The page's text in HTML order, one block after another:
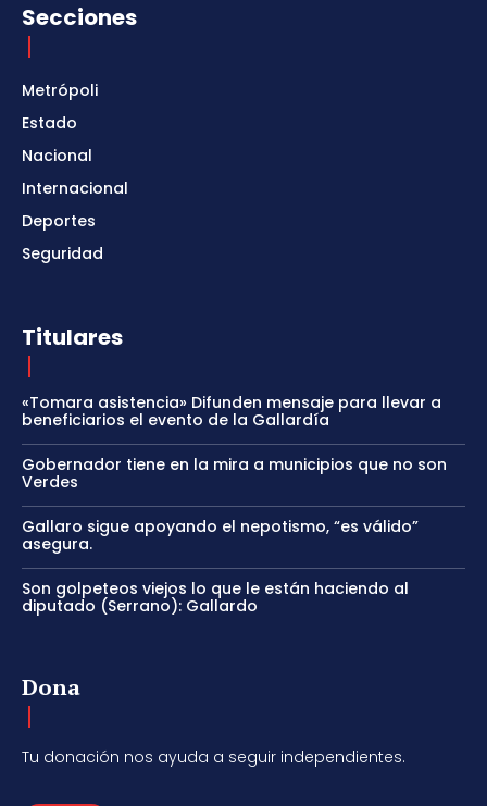
Secciones
Metrópoli
Estado
Nacional
Internacional
Deportes
Seguridad
Titulares
«Tomara asistencia» Difunden mensaje para llevar a
beneficiarios el evento de la Gallardía
Gobernador tiene en la mira a municipios que no son
Verdes
Gallaro sigue apoyando el nepotismo, “es válido”
asegura.
Son golpeteos viejos lo que le están haciendo al
diputado (Serrano): Gallardo
Dona
Tu donación nos ayuda a seguir independientes.